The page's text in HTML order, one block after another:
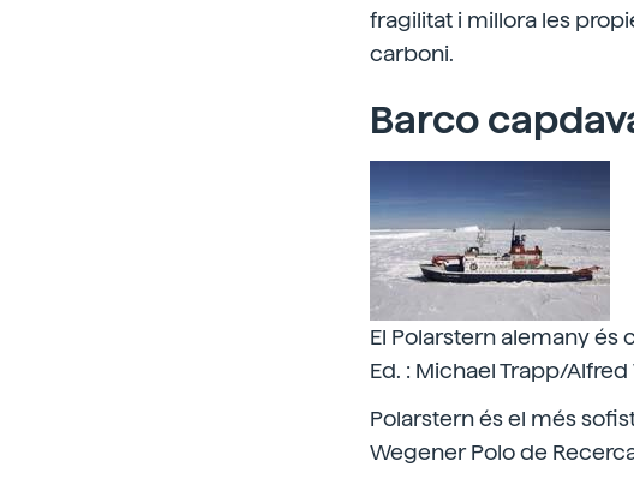
fragilitat i millora les
carboni.
Barco
El Polarstern alemany
Ed. : Michael Trapp/
Polarstern és el més
Wegener Polo de